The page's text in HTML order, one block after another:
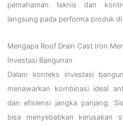
pemahaman teknis dan
langsung pada performa produk
Mengapa Roof Drain Cast Iron
Investasi Bangunan
Dalam konteks investasi
menawarkan kombinasi ideal
dan efisiensi jangka panjang.
bisa menyebabkan kerusakan